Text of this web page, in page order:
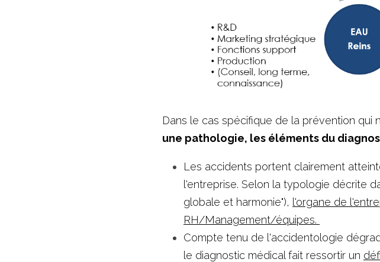
Dans le cas spécifique de la prévention qui
une pathologie, les éléments du
Les accidents portent clairement
l'entreprise. Selon la typologie décrite
globale et harmonie"), l'organe de
RH/Management/équipes.
Compte tenu de l'accidentologie
le diagnostic médical fait ressortir un